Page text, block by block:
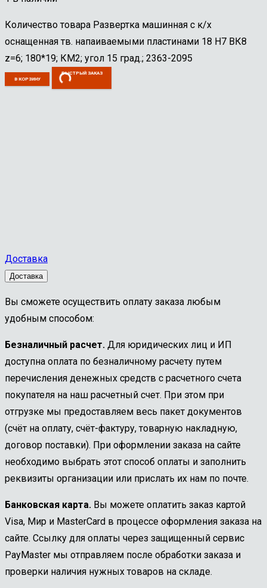
Количество товара Развертка машинная с к/х
оснащенная тв. напаиваемыми пластинами 18 Н7 ВК8
z=6; 180*19; КМ2; угол 15 град.; 2363-2095
В КОРЗИНУ
БЫСТРЫЙ ЗАКАЗ
Доставка
Доставка
Вы сможете осуществить оплату заказа любым
удобным способом:
Безналичный расчет. Для юридических лиц и ИП
доступна оплата по безналичному расчету путем
перечисления денежных средств с расчетного счета
покупателя на наш расчетный счет. При этом при
отгрузке мы предоставляем весь пакет документов
(счёт на оплату, счёт-фактуру, товарную накладную,
договор поставки). При оформлении заказа на сайте
необходимо выбрать этот способ оплаты и заполнить
реквизиты организации или прислать их нам по почте.
Банковская карта. Вы можете оплатить заказ картой
Visa, Мир и MasterCard в процессе оформления заказа на
сайте. Ссылку для оплаты через защищенный сервис
PayMaster мы отправляем после обработки заказа и
проверки наличия нужных товаров на складе.